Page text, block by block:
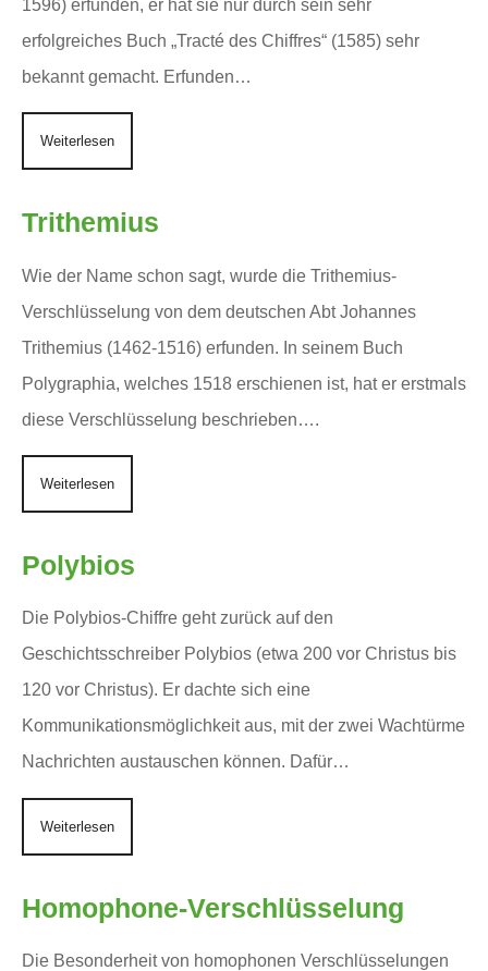
1596) erfunden, er hat sie nur durch sein sehr
erfolgreiches Buch „Tracté des Chiffres“ (1585) sehr
bekannt gemacht. Erfunden…
Weiterlesen
Trithemius
Wie der Name schon sagt, wurde die Trithemius-
Verschlüsselung von dem deutschen Abt Johannes
Trithemius (1462-1516) erfunden. In seinem Buch
Polygraphia, welches 1518 erschienen ist, hat er erstmals
diese Verschlüsselung beschrieben….
Weiterlesen
Polybios
Die Polybios-Chiffre geht zurück auf den
Geschichtsschreiber Polybios (etwa 200 vor Christus bis
120 vor Christus). Er dachte sich eine
Kommunikationsmöglichkeit aus, mit der zwei Wachtürme
Nachrichten austauschen können. Dafür…
Weiterlesen
Homophone-Verschlüsselung
Die Besonderheit von homophonen Verschlüsselungen